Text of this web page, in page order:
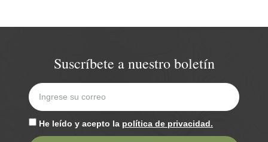
Suscríbete a nuestro boletín
He leído y acepto la política de privacidad.